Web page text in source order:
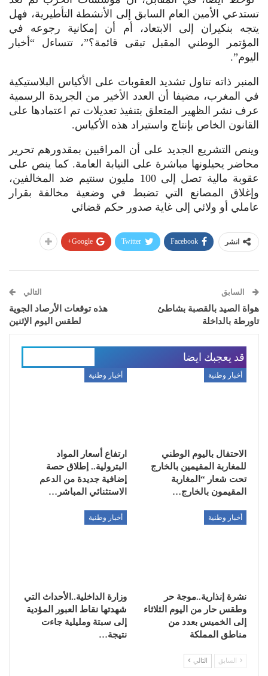
تستدعي الأمين العام السابق إلى الأنشطة التأطيرية، فهل
يتجه بنكيران إلى الابتعاد، أم أن إمكانية رجوعه في
المؤتمر الوطني المقبل تبقى قائمة؟”، تتساءل “أخبار
اليوم”.
المنبر ذاته تناول تشديد العقوبات على الأكياس البلاستيكية
في المغرب، مضيفا أن العدد الأخير من الجريدة الرسمية
عرف نشر الظهير المتعلق بتنفيذ تعديلات تم اعتمادها على
القانون الخاص بإنتاج واستيراد هذه الأكياس.
وينص التشريع الجديد على أن المراقبين بمقدورهم تحرير
محاضر يحيلونها مباشرة على النيابة العامة. كما ينص على
عقوبة مالية تصل إلى 100 مليون سنتيم ضد المخالفين،
وإغلاق المصانع التي تضبط في وضعية مخالفة بقرار
عاملي أو ولائي إلى غاية صدور حكم قضائي
انشر Facebook
Twitter
Google+
السابق
هواة الصيد بالقصبة بشاطئ
تاورطة بالداخلة
التالي
هذه توقعات الأرصاد الجوية
لطقس اليوم الإثنين
قد يعجبك ايضا
أخبار وطنية
الاحتفال باليوم الوطني
للمغاربة المقيمين بالخارج
تحت شعار “المغاربة
المقيمون بالخارج…
أخبار وطنية
ارتفاع أسعار المواد
البترولية.. إطلاق حصة
إضافية جديدة من الدعم
الاستثنائي المباشر…
أخبار وطنية
نشرة إنذارية..موجة حر
وطقس حار من اليوم الثلاثاء
إلى الخميس بعدد من
مناطق المملكة
أخبار وطنية
وزارة الداخلية..الأحداث التي
شهدتها نقاط العبور المؤدية
إلى سبتة ومليلية جاءت
نتيجة…
السابق التالي